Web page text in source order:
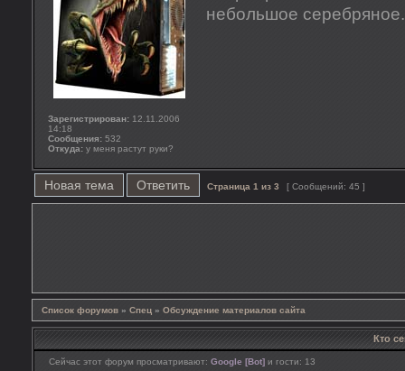
Зарегистрирован: 12.11.2006
14:18
Сообщения: 532
Откуда: у меня растут руки?
небольшое серебряное.
Новая тема Ответить Страница 1 из 3 [ Сообщений: 45 ]
Список форумов » Спец » Обсуждение материалов сайта
Кто
Сейчас этот форум просматривают: Google [Bot] и гости: 13